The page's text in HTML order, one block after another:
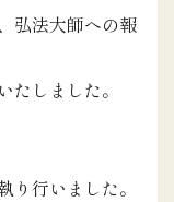
弘法大師への報
しました。
り行いました。